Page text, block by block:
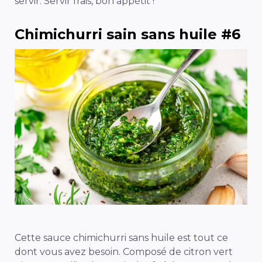
Chimichurri sain sans huile #6
Cette sauce chimichurri sans huile est tout ce
dont vous avez besoin. Composé de citron vert